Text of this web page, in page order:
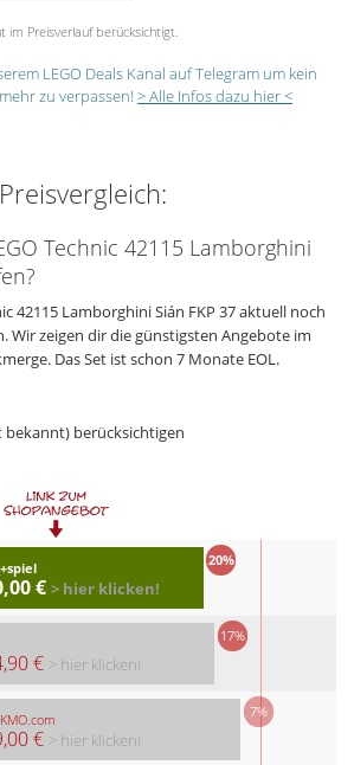
Preisverlauf berücksichtigt.
LEGO Deals Kanal auf Telegram um kein
zu verpassen! > Alle Infos dazu hier <
Technic 42115 Lamborghini
42115 Lamborghini Sián FKP 37 aktuell noch
Wir zeigen dir die günstigsten Angebote im
Das Set ist schon 7 Monate EOL.
berücksichtigen
€
20%
> hier klicken!
€
17%
> hier klicken!
€
7%
> hier klicken!